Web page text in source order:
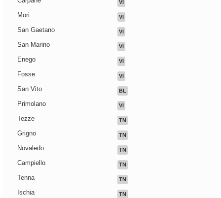
VI
Mori VI
San Gaetano VI
San Marino VI
Enego VI
Fosse VI
San Vito BL
Primolano VI
Tezze TN
Grigno TN
Novaledo TN
Campiello TN
Tenna TN
Ischia TN